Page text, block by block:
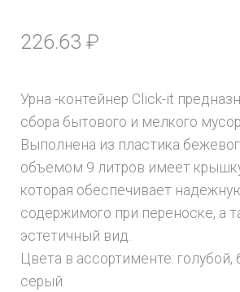
226.63 ₽
Урна -контейнер Click-it
сбора бытового и мелкого
Выполнена из пластика
объемом 9 литров имеет
которая обеспечивает
содержимого при переноске, а
эстетичный вид.
Цвета в ассортименте:
серый.